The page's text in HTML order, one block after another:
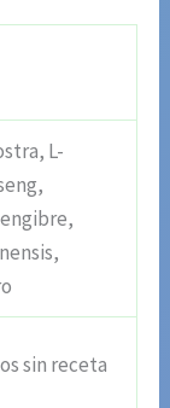
L-
sin receta